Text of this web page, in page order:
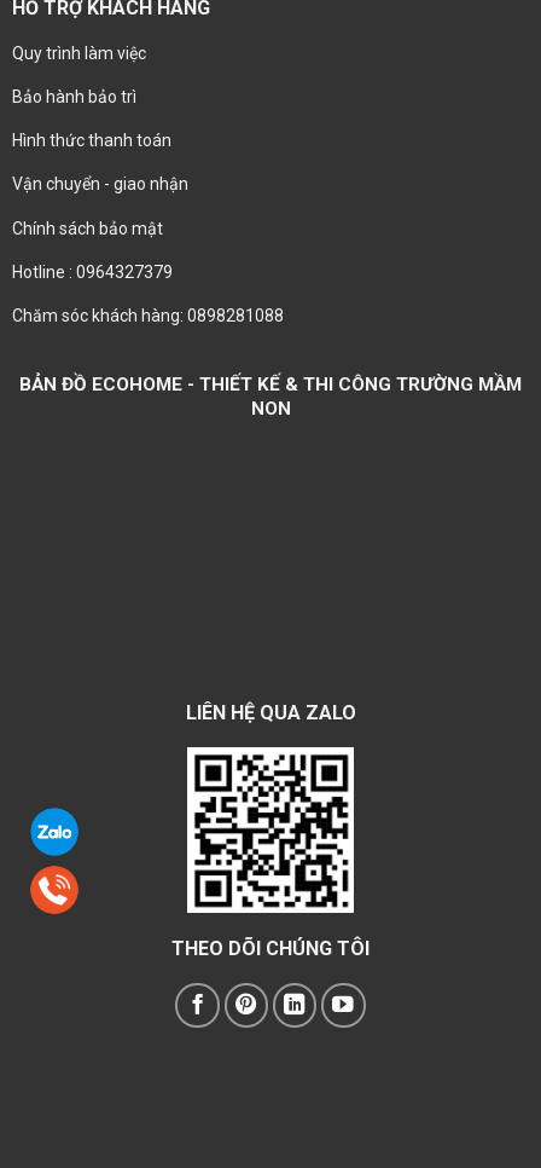
HỖ TRỢ KHÁCH HÀNG
Quy trình làm việc
Bảo hành bảo trì
Hình thức thanh toán
Vận chuyển - giao nhận
Chính sách bảo mật
Hotline : 0964327379
Chăm sóc khách hàng: 0898281088
BẢN ĐỒ ECOHOME - THIẾT KẾ & THI CÔNG TRƯỜNG MẦM
NON
LIÊN HỆ QUA ZALO
THEO DÕI CHÚNG TÔI